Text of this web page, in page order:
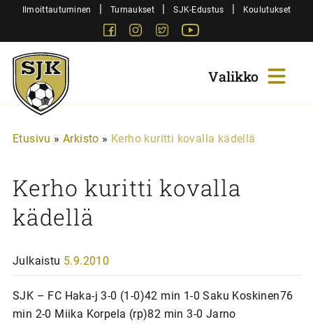
SiirryIlmoittautuminen | Turnaukset | SJK-Edustus | Koulutukset
FacebookInstagram
Twitter
Sjk-
Juniorit
Etusivu » Arkisto » Kerho kuritti kovalla kädellä
Kerho kuritti kovalla
kädellä
Julkaistu 5.9.2010
SJK – FC Haka-j 3-0 (1-0)42 min 1-0 Saku Koskinen76
min 2-0 Miika Korpela (rp)82 min 3-0 Jarno